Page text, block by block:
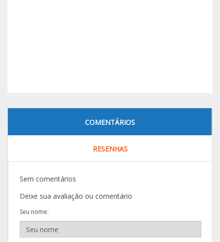
COMENTÁRIOS
RESENHAS
Sem comentários
Deixe sua avaliação ou comentário
Seu nome: